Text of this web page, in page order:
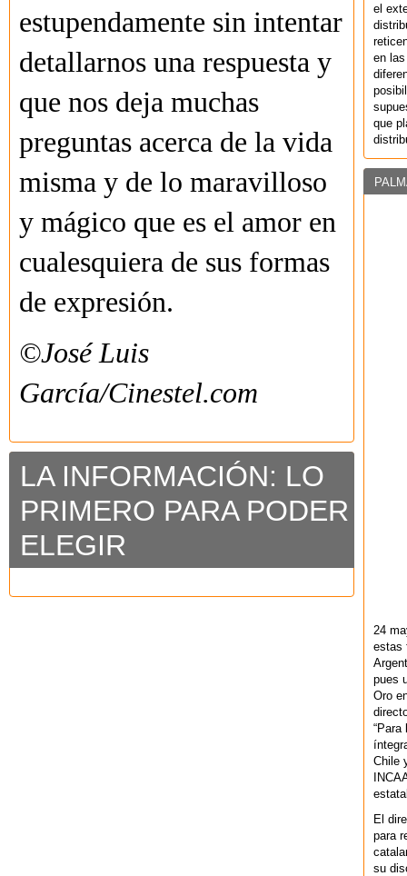
estupendamente sin intentar
detallarnos una respuesta y
que nos deja muchas
preguntas acerca de la vida
misma y de lo maravilloso
y mágico que es el amor en
cualesquiera de sus formas
de expresión.
©José Luis
García/Cinestel.com
LA INFORMACIÓN: LO
PRIMERO PARA PODER
ELEGIR
el
en
que
24
estas
pues
Oro
“Para
Chile
El
para
su